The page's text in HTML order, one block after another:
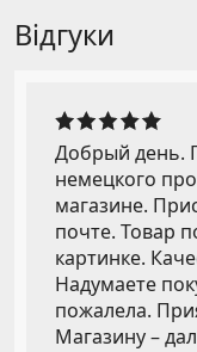
Відгуки
Добрый день.
немецкого
магазине.
почте. Товар
картинке.
Надумаете
пожалела.
Магазину –